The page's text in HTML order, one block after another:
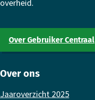
overheid.
Over Gebruiker Centraal
Over ons
Jaaroverzicht 2025